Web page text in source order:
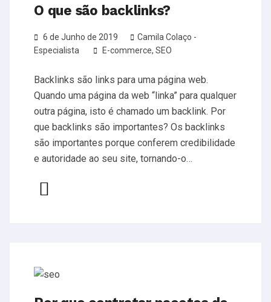
O que são backlinks?
6 de Junho de 2019
Camila Colaço -
Especialista
E-commerce, SEO
Backlinks são links para uma página web.
Quando uma página da web “linka” para qualquer
outra página, isto é chamado um backlink. Por
que backlinks são importantes? Os backlinks
são importantes porque conferem credibilidade
e autoridade ao seu site, tornando-o…